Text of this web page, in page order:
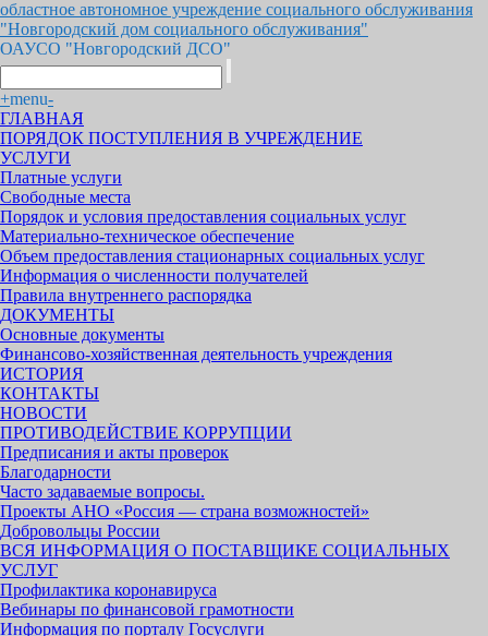
областное автономное учреждение социального обслуживания
"Новгородский дом социального обслуживания"
ОАУСО "Новгородский ДСО"
+menu-
ГЛАВНАЯ
ПОРЯДОК ПОСТУПЛЕНИЯ В УЧРЕЖДЕНИЕ
УСЛУГИ
Платные услуги
Свободные места
Порядок и условия предоставления социальных услуг
Материально-техническое обеспечение
Объем предоставления стационарных социальных услуг
Информация о численности получателей
Правила внутреннего распорядка
ДОКУМЕНТЫ
Основные документы
Финансово-хозяйственная деятельность учреждения
ИСТОРИЯ
КОНТАКТЫ
НОВОСТИ
ПРОТИВОДЕЙСТВИЕ КОРРУПЦИИ
Предписания и акты проверок
Благодарности
Часто задаваемые вопросы.
Проекты АНО «Россия — страна возможностей»
Добровольцы России
ВСЯ ИНФОРМАЦИЯ О ПОСТАВЩИКЕ СОЦИАЛЬНЫХ
УСЛУГ
Профилактика коронавируса
Вебинары по финансовой грамотности
Информация по порталу Госуслуги